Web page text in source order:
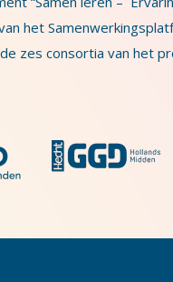
van het
zes consortia van het